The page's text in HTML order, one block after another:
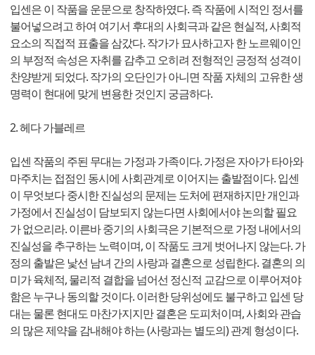
입센은 이 작품을 운문으로 창작하였다. 즉 작품에 시적인 정서를
불어넣으려고 하여 여기서 후대의 사회극과 같은 현실적, 사회적
요소의 직접적 표출을 삼갔다. 작가가 묘사하고자 한 노르웨이인
의 부정적 속성은 자취를 감추고 오히려 전형적인 긍정적 성격이
찬양받게 되었다. 작가의 오단인가 아니면 작품 자체의 고유한 생
명력이 현대에 맞게 변용한 것인지 궁금하다.
2. 헤다 가블레르
입센 작품의 주된 무대는 가정과 가족이다. 가정은 자아가 타아와
마주치는 접점인 동시에 사회관계로 이어지는 출발점이다. 입센
이 무엇보다 중시한 진실성의 문제는 도처에 편재하지만 개인과
가정에서 진실성이 담보되지 않는다면 사회에서야 논의할 필요
가 없으리라. 이른바 중기의 사회극은 기본적으로 가정 내에서의
진실성을 추구하는 노력이며, 이 작품도 크게 벗어나지 않는다. 가
정의 출발은 낯선 남녀 간의 사랑과 결혼으로 성립한다. 결혼의 의
미가 육체적, 물리적 결합을 넘어선 정신적 교감으로 이루어져야
함은 누구나 동의할 것이다. 이러한 당위성에도 불구하고 입센 당
대는 물론 현대도 마찬가지지만 결혼은 도피처이며, 사회와 관습
의 많은 제약을 감내해야 하는 (사랑과는 별도의) 관계 형성이다.